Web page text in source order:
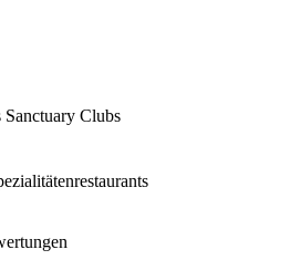
Sanctuary Clubs